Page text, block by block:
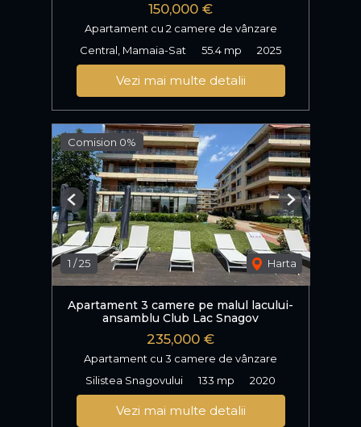
150,000 €
Apartament cu 2 camere de vânzare
Central, Mamaia-Sat
55.4 mp 2025
Vezi mai multe detalii
Comision 0%
1 /25 Harta
Previous Next
Apartament 3 camere pe malul lacului-
ansamblu Club Lac Snagov
235,000 €
Apartament cu 3 camere de vânzare
Silistea Snagovului
133 mp 2020
Vezi mai multe detalii